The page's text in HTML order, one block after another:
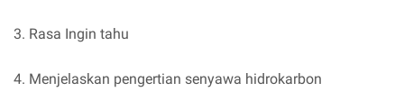
3. Rasa Ingin tahu
4. Menjelaskan pengertian senyawa hidrokarbon